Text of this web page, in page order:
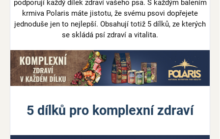
podporují každý dílek zdraví vašeho psa. S každým balením
krmiva Polaris máte jistotu, že svému psovi dopřejete
jednoduše jen to nejlepší. Obsahují totiž 5 dílků, ze kterých
se skládá psí zdraví a vitalita.
5 dílků pro komplexní zdraví